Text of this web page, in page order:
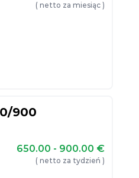
( netto za miesiąc )
900
650.00 - 900.00 €
( netto za tydzień )